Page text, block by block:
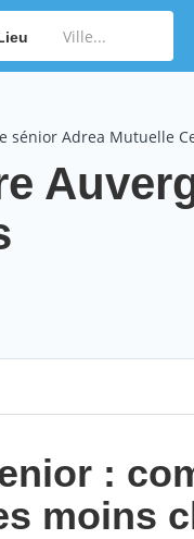
sénior Adrea Mutuelle
:
moins